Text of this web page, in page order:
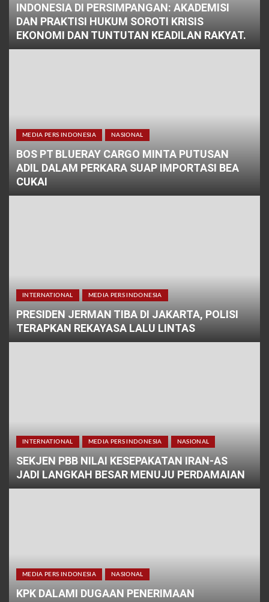
INDONESIA DI PERSIMPANGAN: AKADEMISI
DAN PRAKTISI HUKUM SOROTI KRISIS
EKONOMI DAN TUNTUTAN KEADILAN RAKYAT.
MEDIA PERS INDONESIA NASIONAL
BOS PT BLUERAY CARGO MINTA PUTUSAN
ADIL DALAM PERKARA SUAP IMPORTASI BEA
CUKAI
INTERNATIONAL MEDIA PERS INDONESIA
PRESIDEN JERMAN TIBA DI JAKARTA, POLISI
TERAPKAN REKAYASA LALU LINTAS
INTERNATIONAL MEDIA PERS INDONESIA NASIONAL
SEKJEN PBB NILAI KESEPAKATAN IRAN-AS
JADI LANGKAH BESAR MENUJU PERDAMAIAN
MEDIA PERS INDONESIA NASIONAL
KPK DALAMI DUGAAN PENERIMAAN